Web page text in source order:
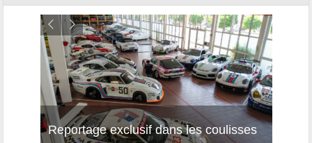
Reportage exclusif dans les coulisses
Découverte de la nouvelle Ferrari